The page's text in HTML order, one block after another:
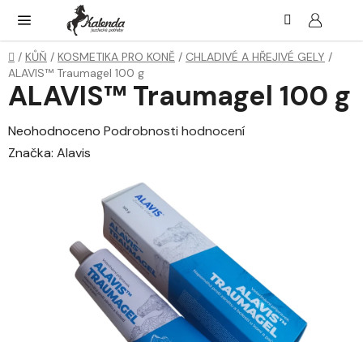
obsah
Domů
/ KŮŇ / KOSMETIKA PRO KONĚ / CHLADIVÉ A HŘEJIVÉ GELY /
ALAVIS™ Traumagel 100 g
ALAVIS™ Traumagel 100 g
Průměrné
hodnocení
Neohodnoceno Podrobnosti hodnocení
Značka: Alavis